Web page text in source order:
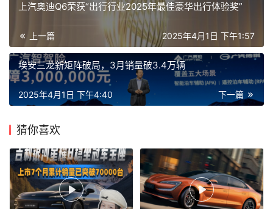
上汽奥迪Q6荣获“出行行业2025年最佳豪华出行体验奖”
上一篇 2025年4月1日 下午1:57
埃安三龙新矩阵破局，3月销量破3.4万辆
下一篇
2025年4月1日 下午4:40
猜你喜欢